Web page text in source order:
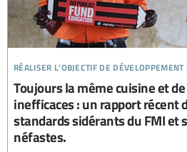
réaliser l’objectif de
Toujours la même cuisine et
inefficaces : un rapport récent
standards sidérants du FMI et
néfastes.